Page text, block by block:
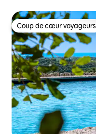
Coup de cœur voyageurs
Coup de cœur voyageurs